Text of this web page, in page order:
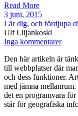
Read More
3 juni, 2015
Lär dig, och fördjupa
Ulf Liljankoski
Inga kommentarer
Den här artikeln är
till webbplatser där
och dess funktioner.
med jämna
det en programvara
står för geografiska